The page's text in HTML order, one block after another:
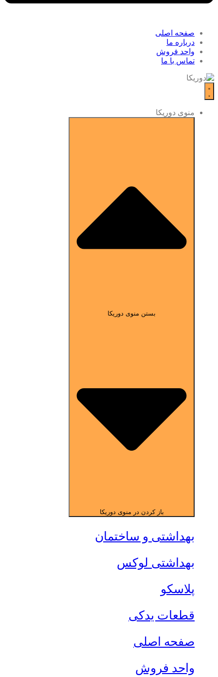
صفحه اصلی
درباره ما
واحد فروش
تماس با ما
منوی دوریکا
بستن منوی دوریکا
باز کردن در منوی دوریکا
بهداشتی و ساختمان
بهداشتی لوکس
پلاسکو
قطعات یدکی
صفحه اصلی
واحد فروش